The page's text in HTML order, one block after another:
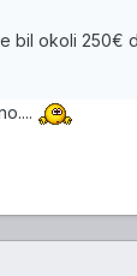
bil okoli 250€